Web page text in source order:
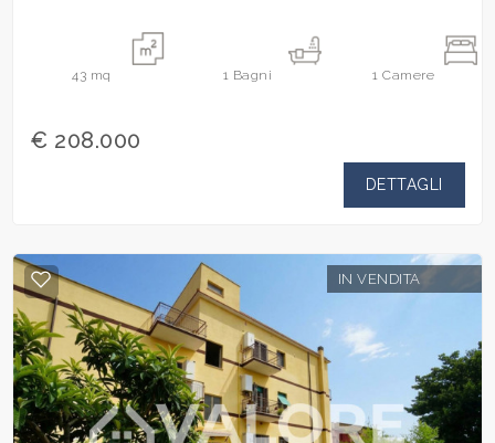
43 mq 1 Bagni 1 Camere
€ 208.000
DETTAGLI
IN VENDITA